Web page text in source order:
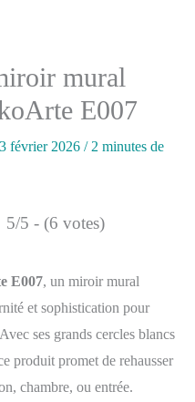
mural
E007
3 février 2026 / 2 minutes de
5/5 - (6 votes)
E007, un miroir mural
et sophistication pour
ses grands cercles blancs
produit promet de rehausser
chambre, ou entrée.